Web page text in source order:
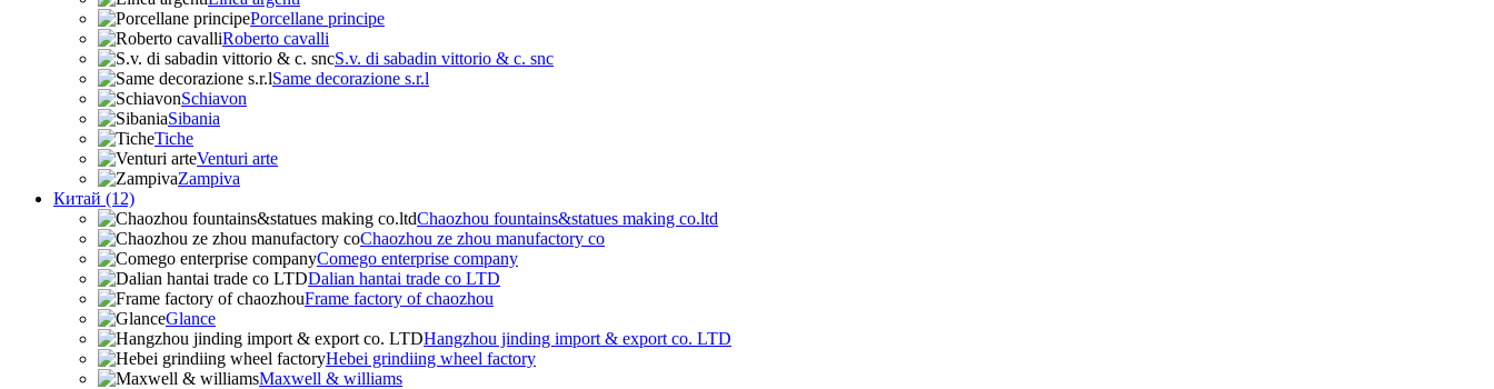
Porcellane principe
Roberto cavalli
S.v. di sabadin vittorio & c. snc
Same decorazione s.r.l
Schiavon
Sibania
Tiche
Venturi arte
Zampiva
Китай (12)
Chaozhou fountains&statues making co.ltd
Chaozhou ze zhou manufactory co
Comego enterprise company
Dalian hantai trade co LTD
Frame factory of chaozhou
Glance
Hangzhou jinding import & export co. LTD
Hebei grindiing wheel factory
Maxwell & williams